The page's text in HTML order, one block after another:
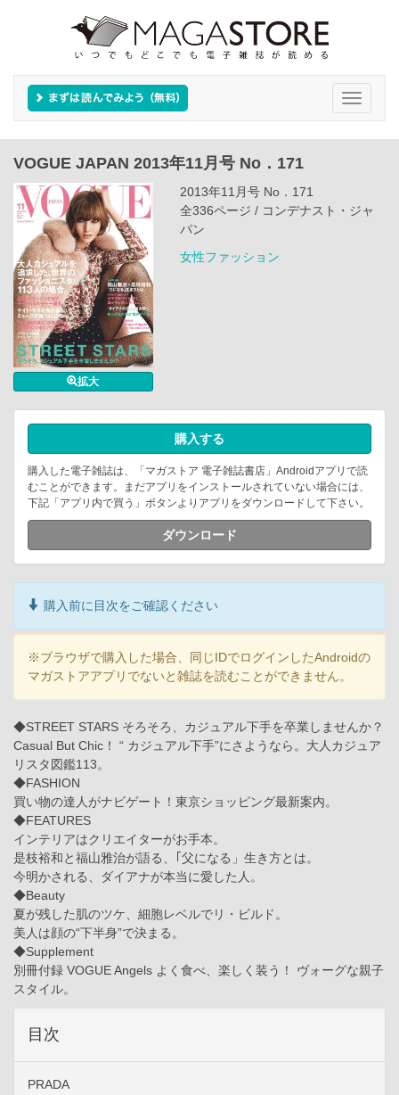
Toggle
VOGUE JAPAN 2013年11月号 No．171
拡大
2013年11月号 No．171
全336ページ / コンデナスト・ジャ
パン
女性ファッション
購入する
購入した電子雑誌は、「マガストア 電子雑誌書店」Androidアプリで読
むことができます。まだアプリをインストールされていない場合には、
下記「アプリ内で買う」ボタンよりアプリをダウンロードして下さい。
ダウンロード
購入前に目次をご確認ください
※ブラウザで購入した場合、同じIDでログインしたAndroidの
マガストアアプリでないと雑誌を読むことができません。
◆STREET STARS そろそろ、カジュアル下手を卒業しませんか？
Casual But Chic！ “ カジュアル下手”にさようなら。大人カジュア
リスタ図鑑113。
◆FASHION
買い物の達人がナビゲート！東京ショッピング最新案内。
◆FEATURES
インテリアはクリエイターがお手本。
是枝裕和と福山雅治が語る、｢父になる」生き方とは。
今明かされる、ダイアナが本当に愛した人。
◆Beauty
夏が残した肌のツケ、細胞レベルでリ・ビルド。
美人は顔の“下半身”で決まる。
◆Supplement
別冊付録 VOGUE Angels よく食べ、楽しく装う！ ヴォーグな親子
スタイル。
目次
PRADA